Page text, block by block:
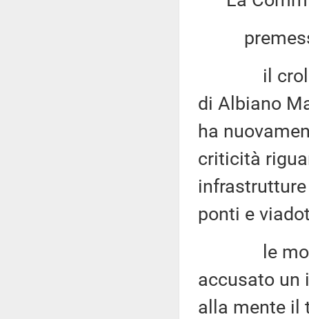
il crollo
di Albiano
ha
criticità
ponti e
le
accusato un
alla mente il